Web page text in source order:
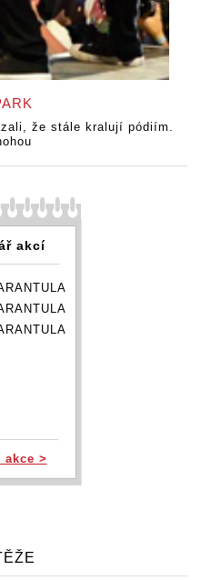
že stále kralují pódiím.
akcí
akce >